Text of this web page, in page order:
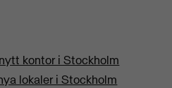
kontor i Stockholm
lokaler i Stockholm